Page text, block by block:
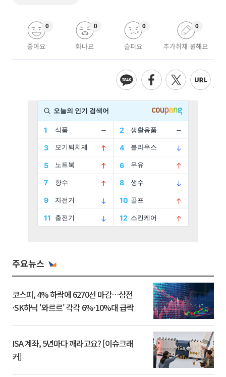
좋아요
0
화나요
0
슬퍼요
0
추가취재 원해요
0
주요뉴스
코스피, 4% 하락에 6270선 마감…삼전
·SK하닉 '와르르' 각각 6%·10%대 급락
ISA 계좌, 5년마다 깨라고요? [이슈크래
커]